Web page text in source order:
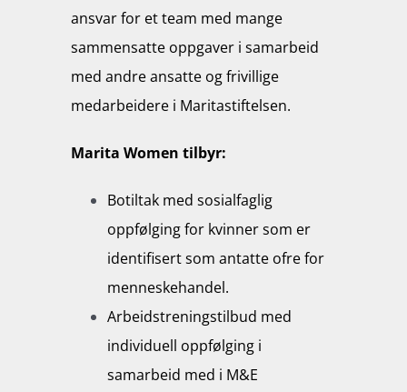
ansvar for et team med mange
sammensatte oppgaver i samarbeid
med andre ansatte og frivillige
medarbeidere i Maritastiftelsen.
Marita Women tilbyr:
Botiltak med sosialfaglig
oppfølging for kvinner som er
identifisert som antatte ofre for
menneskehandel.
Arbeidstreningstilbud med
individuell oppfølging i
samarbeid med i M&E